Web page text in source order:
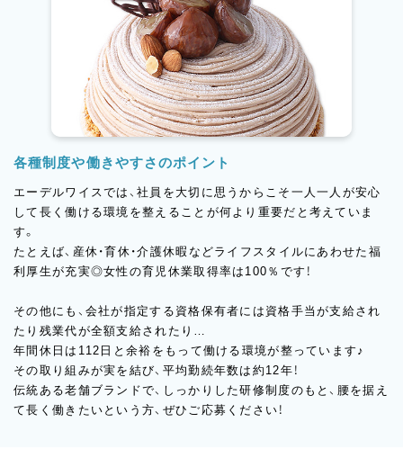
各種制度や働きやすさのポイント
エーデルワイスでは、社員を大切に思うからこそ一人一人が安心
して長く働ける環境を整えることが何より重要だと考えていま
す。
たとえば、産休・育休・介護休暇などライフスタイルにあわせた福
利厚生が充実◎女性の育児休業取得率は100％です！
その他にも、会社が指定する資格保有者には資格手当が支給され
たり残業代が全額支給されたり…
年間休日は112日と余裕をもって働ける環境が整っています♪
その取り組みが実を結び、平均勤続年数は約12年！
伝統ある老舗ブランドで、しっかりした研修制度のもと、腰を据え
て長く働きたいという方、ぜひご応募ください！